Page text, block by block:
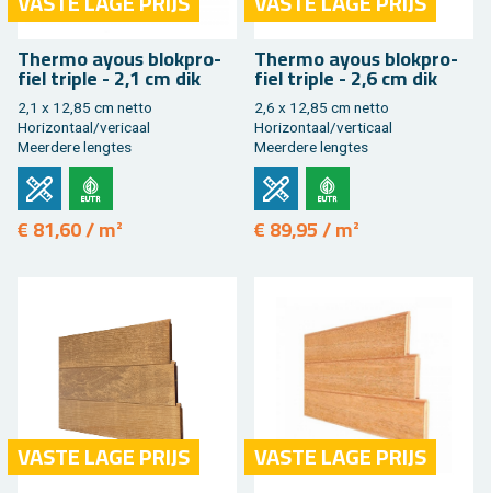
Ther­mo ayous blok­pro­
fiel tri­ple - 2,1 cm dik
2,1 x 12,85 cm netto
Ho­ri­zon­taal/veri­caal
Meer­de­re leng­tes
€ 81,60 / m²
Ther­mo ayous blok­pro­
fiel tri­ple - 2,6 cm dik
2,6 x 12,85 cm netto
Ho­ri­zon­taal/ver­ti­caal
Meer­de­re leng­tes
€ 89,95 / m²
VASTE LAGE PRIJS VASTE LAGE PRIJS